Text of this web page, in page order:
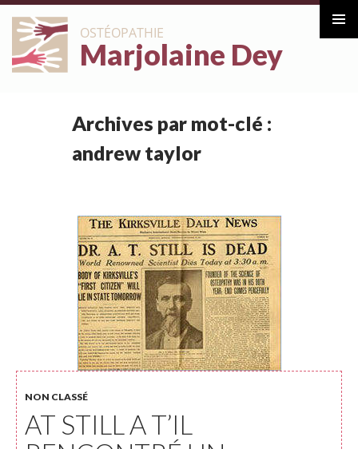
OSTÉOPATHIE
Marjolaine Dey
ALLER
AU
CONTENU
Archives par mot-clé :
andrew taylor
NON CLASSÉ
AT STILL A T’IL